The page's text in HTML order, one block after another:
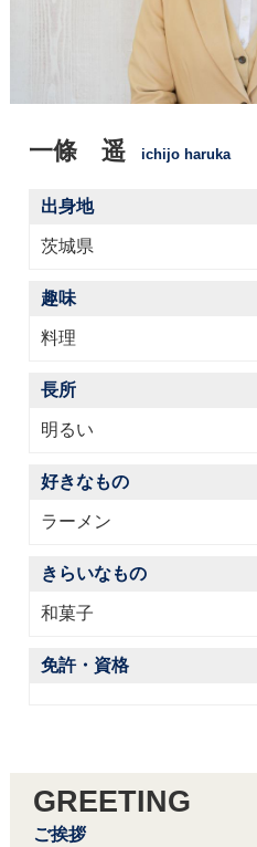
一條 遥 ichijo haruka
出身地
茨城県
趣味
料理
長所
明るい
好きなもの
ラーメン
きらいなもの
和菓子
免許・資格
GREETING
ご挨拶